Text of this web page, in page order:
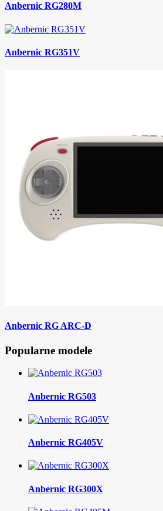
Anbernic RG280M
Anbernic RG351V
Anbernic RG ARC-D
Popularne modele
Anbernic RG503
Anbernic RG405V
Anbernic RG300X